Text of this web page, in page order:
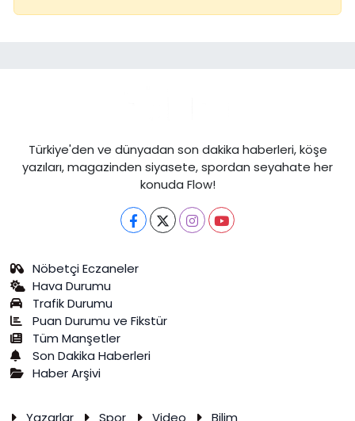
Türkiye'den ve dünyadan son dakika haberleri, köşe
yazıları, magazinden siyasete, spordan seyahate her
konuda Flow!
Nöbetçi Eczaneler
Hava Durumu
Trafik Durumu
Puan Durumu ve Fikstür
Tüm Manşetler
Son Dakika Haberleri
Haber Arşivi
Yazarlar Spor Video Bilim